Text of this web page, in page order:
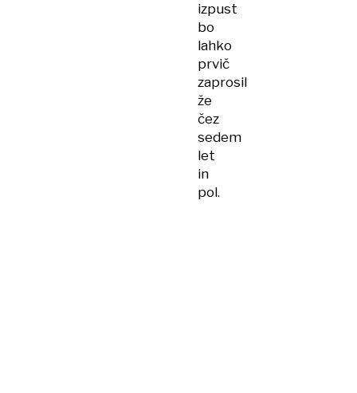
izpust
bo
lahko
prvič
zaprosil
že
čez
sedem
let
in
pol.